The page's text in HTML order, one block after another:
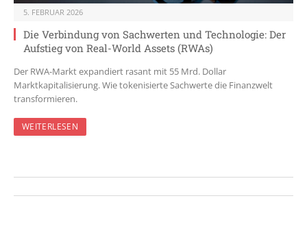
5. FEBRUAR 2026
Die Verbindung von Sachwerten und Technologie: Der
Aufstieg von Real-World Assets (RWAs)
Der RWA-Markt expandiert rasant mit 55 Mrd. Dollar
Marktkapitalisierung. Wie tokenisierte Sachwerte die Finanzwelt
transformieren.
WEITERLESEN